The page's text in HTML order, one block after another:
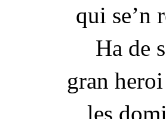
qui se’n
Ha de
gran
les